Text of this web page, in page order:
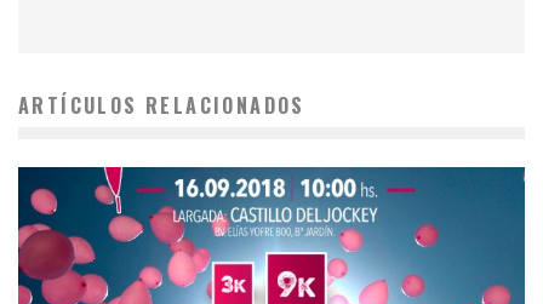
ARTÍCULOS RELACIONADOS